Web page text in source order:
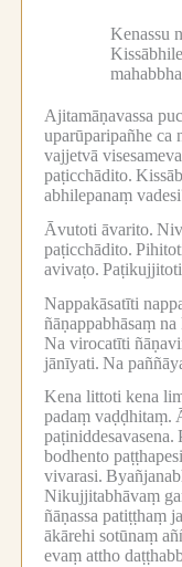
Kenassu
Ajitamāṇavassa
uparūparipañhe ca
vajjetvā
paṭicchādito.
abhilepanaṃ
Āvutoti āvarito.
paṭicchādito.
avivaṭo.
Nappakāsatīti
ñāṇappabhāsaṃ
Na virocatīti
jānīyati. Na
Kena littoti kena
padaṃ vaḍḍhitaṃ.
paṭiniddesavasena.
bodhento
vivarasi.
Nikujjitabhāvaṃ
ñāṇassa patiṭṭhaṃ
ākārehi sotūnaṃ
evaṃ attho